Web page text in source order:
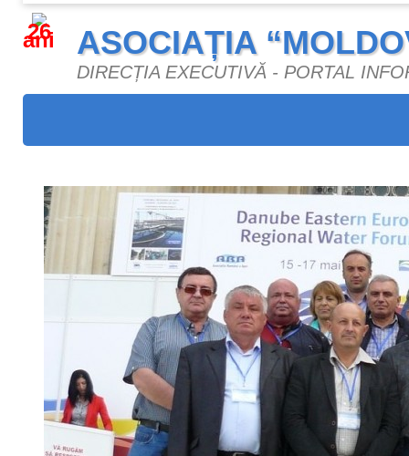
26
ani ASOCIAȚIA
DIRECȚIA EXECUTIVĂ - PORTAL
Schimbul de experiență în domeniul financiar